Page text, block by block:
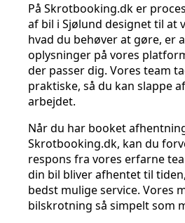
På Skrotbooking.dk er
af bil i Sjølund designet til at
hvad du behøver at gøre, er
oplysninger på vores
der passer dig. Vores team
praktiske, så du kan slappe
arbejdet.
Når du har booket
Skrotbooking.dk, kan du
respons fra vores erfarne
din bil bliver afhentet til
bedst mulige service. Vores
bilskrotning så simpelt som